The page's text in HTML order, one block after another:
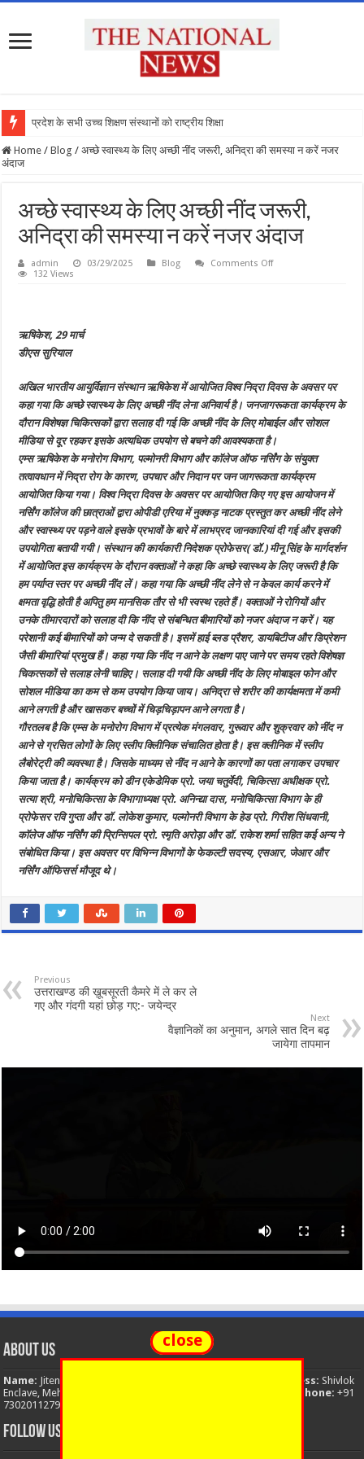
प्रदेश के सभी उच्च शिक्षण संस्थानों को राष्ट्रीय शिक्षा नीति
Home / Blog / अच्छे स्वास्थ्य के लिए अच्छी नींद जरूरी, अनिद्रा की समस्या न करें नजर
अंदाज
अच्छे स्वास्थ्य के लिए अच्छी नींद जरूरी,
अनिद्रा की समस्या न करें नजर अंदाज
admin 03/29/2025 Blog Comments Offon
न
करें
नजर
अंदाज
132 Views
ऋषिकेश, 29 मार्च
डीएस सुरियाल
अखिल भारतीय आयुर्विज्ञान संस्थान ऋषिकेश में आयोजित विश्व निद्रा दिवस के अवसर पर
कहा गया कि अच्छे स्वास्थ्य के लिए अच्छी नींद लेना अनिवार्य है। जनजागरूकता कार्यक्रम के
दौरान विशेषज्ञ चिकित्सकों द्वारा सलाह दी गई कि अच्छी नींद के लिए मोबाईल और सोशल
मीडिया से दूर रहकर इसके अत्यधिक उपयोग से बचने की आवश्यकता है।
एम्स ऋषिकेश के मनोरोग विभाग, पल्मोनरी विभाग और काॅलेज ऑफ नर्सिंग के संयुक्त
तत्वावधान में निद्रा रोग के कारण, उपचार और निदान पर जन जागरूकता कार्यक्रम
आयोजित किया गया। विश्व निद्रा दिवस के अवसर पर आयोजित किए गए इस आयोजन में
नर्सिंग काॅलेज की छात्राओं द्वारा ओपीडी एरिया में नुक्कड़ नाटक प्रस्तुत कर अच्छी नींद लेने
और स्वास्थ्य पर पड़ने वाले इसके प्रभावों के बारे में लाभप्रद जानकारियां दी गई और इसकी
उपयोगिता बतायी गयी। संस्थान की कार्यकारी निदेशक प्रोफेसर( डॉ.) मीनू सिंह के मार्गदर्शन
में आयोजित इस कार्यक्रम के दौरान वक्ताओं ने कहा कि अच्छे स्वास्थ्य के लिए जरूरी है कि
हम पर्याप्त स्तर पर अच्छी नींद लें। कहा गया कि अच्छी नींद लेने से न केवल कार्य करने में
क्षमता वृद्धि होती है अपितु हम मानसिक तौर से भी स्वस्थ रहते हैं। वक्ताओं ने रोगियों और
उनके तीमारदारों को सलाह दी कि नींद से संबन्धित बीमारियों को नजर अंदाज न करें। यह
परेशानी कई बीमारियों को जन्म दे सकती है। इसमें हाई ब्लड प्रैशर, डायबिटीज और डिप्रेशन
जैसी बीमारियां प्रमुख हैं। कहा गया कि नींद न आने के लक्षण पाए जाने पर समय रहते विशेषज्ञ
चिकत्सकों से सलाह लेनी चाहिए। सलाह दी गयी कि अच्छी नींद के लिए मोबाइल फोन और
सोशल मीडिया का कम से कम उपयोग किया जाय। अनिद्रा से शरीर की कार्यक्षमता में कमी
आने लगती है और खासकर बच्चों में चिड़चिड़ापन आने लगता है।
गौरतलब है कि एम्स के मनोरोग विभाग में प्रत्येक मंगलवार, गुरूवार और शुक्रवार को नींद न
आने से ग्रसित लोगों के लिए स्लीप क्लिीनिक संचालित होता है। इस क्लीनिक में स्लीप
लैबोरेट्री की व्यवस्था है। जिसके माध्यम से नींद न आने के कारणों का पता लगाकर उपचार
किया जाता है। कार्यक्रम को डीन एकेडेमिक प्रो. जया चतुर्वेदी, चिकित्सा अधीक्षक प्रो.
सत्या श्री, मनोचिकित्सा के विभागाध्यक्ष प्रो. अनिन्द्या दास, मनोचिकित्सा विभाग के ही
प्रोफेसर रवि गुप्ता और डाॅ. लोकेश कुमार, पल्मोनरी विभाग के हेड प्रो. गिरीश सिंधवानी,
काॅलेज ऑफ नर्सिंग की प्रिन्सिपल प्रो. स्मृति अरोड़ा और डाॅ. राकेश शर्मा सहित कई अन्य ने
संबोधित किया। इस अवसर पर विभिन्न विभागों के फेकल्टी सदस्य, एसआर, जेआर और
नर्सिंग ऑफिसर्स मौजूद थे।
Previous
उत्तराखण्ड की ख़ूबसूरती कैमरे में ले कर ले
गए और गंदगी यहां छोड़ गए:- जयेन्द्र
Next
वैज्ञानिकों का अनुमान, अगले सात दिन बढ़
जायेगा तापमान
About Us
Name: Jitendra Singh Address: Shivlok
Enclave, Mehuwala Mafi, Dehradun, Uttarakhand, 248001, India
Phone: +91
7302011279
FOLLOW US
close